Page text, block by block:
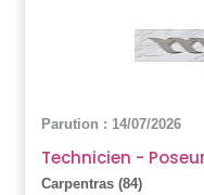
Parution : 14/07/2026
Technicien - Poseur
Carpentras (84)